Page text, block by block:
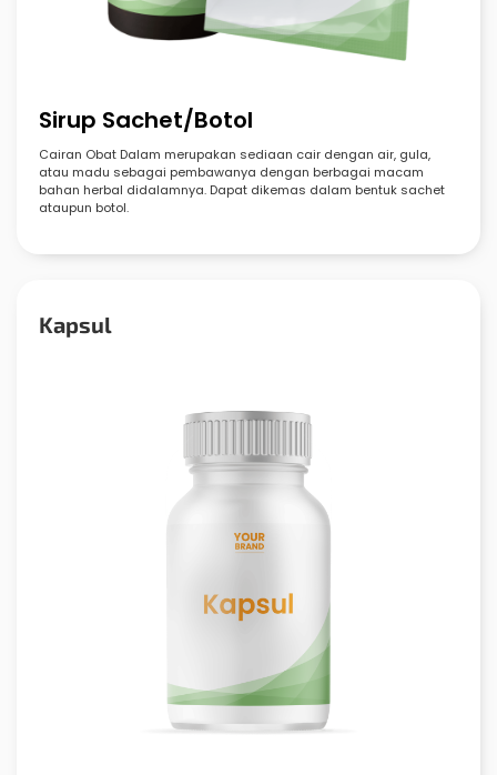
Sirup Sachet/Botol
Cairan Obat Dalam merupakan sediaan cair dengan air, gula,
atau madu sebagai pembawanya dengan berbagai macam
bahan herbal didalamnya. Dapat dikemas dalam bentuk sachet
ataupun botol.
Kapsul